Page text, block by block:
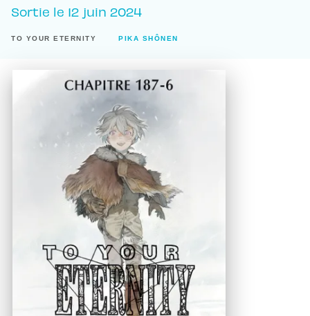
Sortie le 12 juin 2024
TO YOUR ETERNITY PIKA SHÔNEN